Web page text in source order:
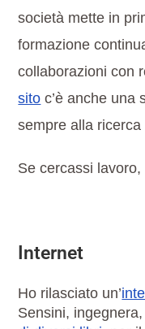
società mette in
formazione
collaborazioni con
sito c’è anche una
sempre alla
Se cercassi
Internet
Ho rilasciato un’
Sensini,